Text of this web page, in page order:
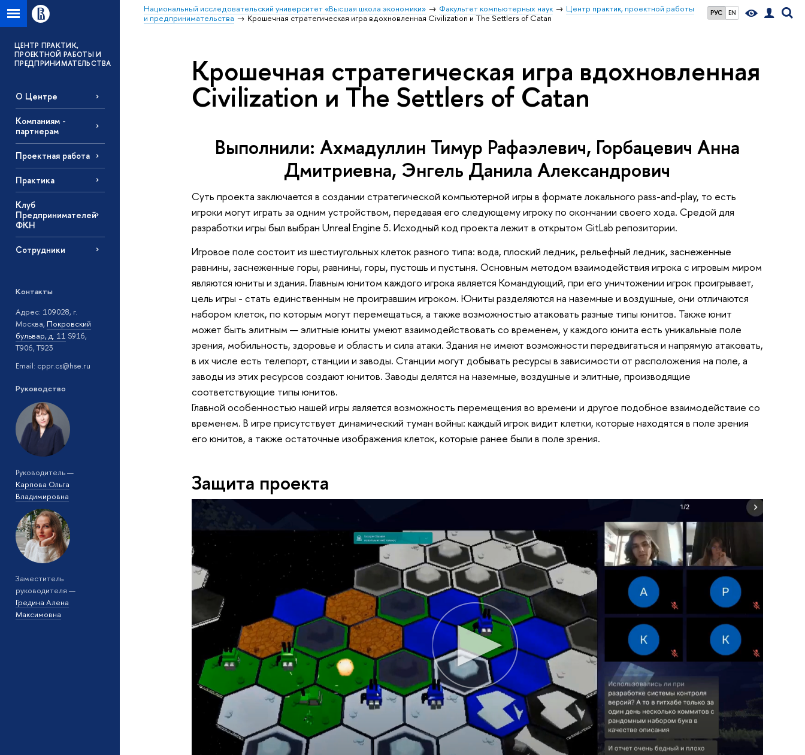
РУС EN
Национальный исследовательский университет «Высшая школа экономики» Факультет компьютерных наук
Центр практик, проектной работы
и предпринимательства
Крошечная стратегическая игра вдохновленная Civilization и The Settlers of Catan
ЦЕНТР ПРАКТИК,
ПРОЕКТНОЙ РАБОТЫ И
ПРЕДПРИНИМАТЕЛЬСТВА
О Центре
Компаниям -
партнерам
Проектная работа
Практика
Клуб
Предпринимателей
ФКН
Сотрудники
Контакты
Адрес: 109028, г.
Москва, Покровский
бульвар, д. 11 S916,
T906, T923
Email: cppr.cs@hse.ru
Руководство
Руководитель —
Карпова Ольга
Владимировна
Заместитель
руководителя —
Гредина Алена
Максимовна
Крошечная стратегическая игра вдохновленная
Civilization и The Settlers of Catan
Выполнили: Ахмадуллин Тимур Рафаэлевич, Горбацевич Анна
Дмитриевна, Энгель Данила Александрович
Суть проекта заключается в создании стратегической компьютерной игры в формате локального pass-and-play, то есть
игроки могут играть за одним устройством, передавая его следующему игроку по окончании своего хода. Средой для
разработки игры был выбран Unreal Engine 5. Исходный код проекта лежит в открытом GitLab репозитории.
Игровое поле состоит из шестиугольных клеток разного типа: вода, плоский ледник, рельефный ледник, заснеженные
равнины, заснеженные горы, равнины, горы, пустошь и пустыня. Основным методом взаимодействия игрока с игровым миром
являются юниты и здания. Главным юнитом каждого игрока является Командующий, при его уничтожении игрок проигрывает,
цель игры - стать единственным не проигравшим игроком. Юниты разделяются на наземные и воздушные, они отличаются
набором клеток, по которым могут перемещаться, а также возможностью атаковать разные типы юнитов. Также юнит
может быть элитным — элитные юниты умеют взаимодействовать со временем, у каждого юнита есть уникальные поле
зрения, мобильность, здоровье и область и сила атаки. Здания не имеют возможности передвигаться и напрямую атаковать,
в их числе есть телепорт, станции и заводы. Станции могут добывать ресурсы в зависимости от расположения на поле, а
заводы из этих ресурсов создают юнитов. Заводы делятся на наземные, воздушные и элитные, производящие
соответствующие типы юнитов.
Главной особенностью нашей игры является возможность перемещения во времени и другое подобное взаимодействие со
временем. В игре присутствует динамический туман войны: каждый игрок видит клетки, которые находятся в поле зрения
его юнитов, а также остаточные изображения клеток, которые ранее были в поле зрения.
Защита проекта